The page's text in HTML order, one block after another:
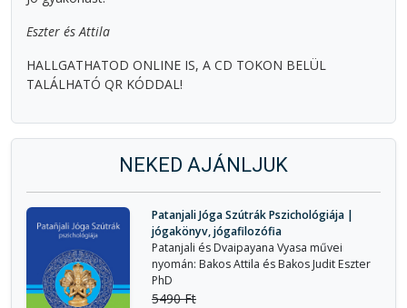
Eszter és Attila
HALLGATHATOD ONLINE IS, A CD TOKON BELÜL
TALÁLHATÓ QR KÓDDAL!
NEKED AJÁNLJUK
Patanjali Jóga Szútrák Pszichológiája |
jógakönyv, jógafilozófia
Patanjali és Dvaipayana Vyasa művei
nyomán: Bakos Attila és Bakos Judit Eszter
PhD
5490 Ft